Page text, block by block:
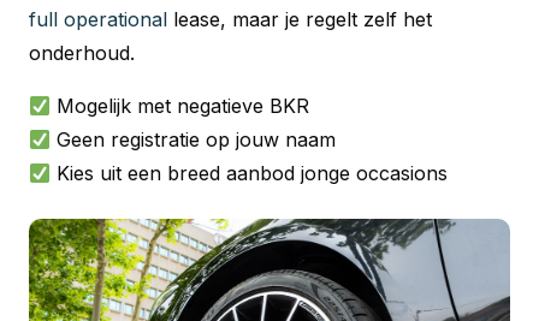
full operational lease, maar je regelt zelf het
onderhoud.
Mogelijk met negatieve BKR
Geen registratie op jouw naam
Kies uit een breed aanbod jonge occasions